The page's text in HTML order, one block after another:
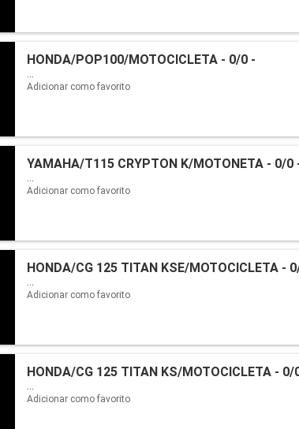
HONDA/POP100/MOTOCICLETA - 0/0 -
Adicionar como favorito
YAMAHA/T115 CRYPTON K/MOTONETA - 0/0
Adicionar como favorito
HONDA/CG 125 TITAN KSE/MOTOCICLETA -
Adicionar como favorito
HONDA/CG 125 TITAN KS/MOTOCICLETA - 0/
Adicionar como favorito